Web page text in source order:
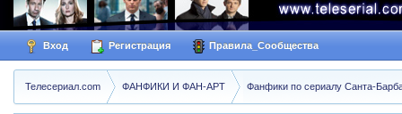
Вход Регистрация Правила_Сообщества
Телесериал.com ФАНФИКИ И ФАН-АРТ Фанфики по сериалу Санта-